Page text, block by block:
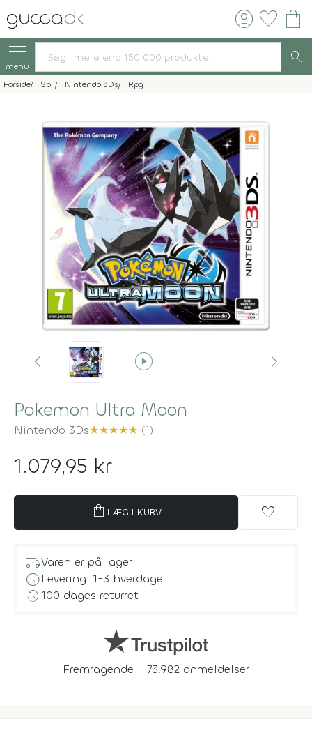
account_circle favorite shopping_bag
menu search
Forside Spil Nintendo 3Ds Rpg
play_circle
Pokemon Ultra Moon
Nintendo 3Ds★★★★★ (1)
1.079,95 kr
shopping_bag LÆG I KURV favorite
local_shippingVaren er på lager
scheduleLevering: 1-3 hverdage
history100 dages returret
Fremragende - 73.982 anmeldelser